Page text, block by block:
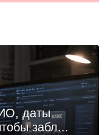
даты
забл...